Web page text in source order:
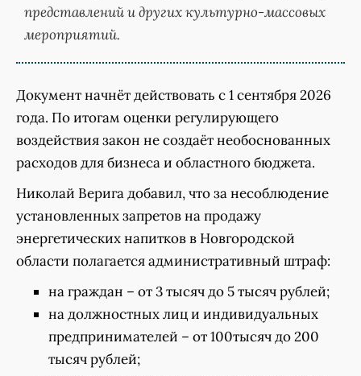
представлений и других культурно-массовых
мероприятий.
Документ начнёт действовать с 1 сентября 2026
года. По итогам оценки регулирующего
воздействия закон не создаёт необоснованных
расходов для бизнеса и областного бюджета.
Николай Верига добавил, что за несоблюдение
установленных запретов на продажу
энергетических напитков в Новгородской
области полагается административный штраф:
на граждан – от 3 тысяч до 5 тысяч рублей;
на должностных лиц и индивидуальных
предпринимателей – от 100тысяч до 200
тысяч рублей;